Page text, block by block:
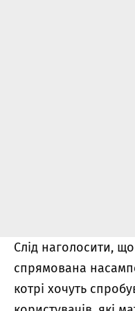
Слід наголосити,
спрямована
котрі хочуть